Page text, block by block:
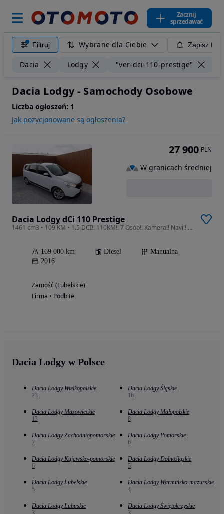
Zacznij
sprzedawać
Filtruj Wybrane dla Ciebie Zapisz
Dacia Lodgy "ver-dci-110-prestige"
Dacia Lodgy - Samochody Osobowe
Liczba ogłoszeń: 1
Jak pozycjonowane są ogłoszenia?
Dacia Lodgy dCi 110 Prestige
1461 cm3 • 109 KM • 1.5 DCI!! 110KM!! 7 Osób!! Kamera!! Navi!! Super Stan!!
169 000 km Diesel
Manualna
2016
Zamość (Lubelskie)
Firma • Podbite
27 900 PLN
W granicach średniej
Dacia Lodgy w Polsce
Dacia Lodgy Wielkopolskie
23
Dacia Lodgy Śląskie
16
Dacia Lodgy Mazowieckie
13
Dacia Lodgy Małopolskie
8
Dacia Lodgy Zachodniopomorskie
7
Dacia Lodgy Pomorskie
6
Dacia Lodgy Kujawsko-pomorskie
6
Dacia Lodgy Dolnośląskie
5
Dacia Lodgy Lubelskie
5
Dacia Lodgy Warmińsko-mazurskie
4
Dacia Lodgy Lubuskie
Dacia Lodgy Świętokrzyskie